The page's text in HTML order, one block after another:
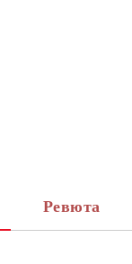
Ревюта